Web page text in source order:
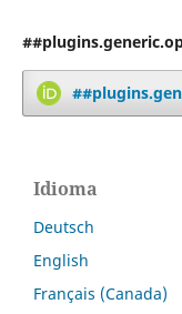
Idioma
Deutsch
English
Français (Canada)